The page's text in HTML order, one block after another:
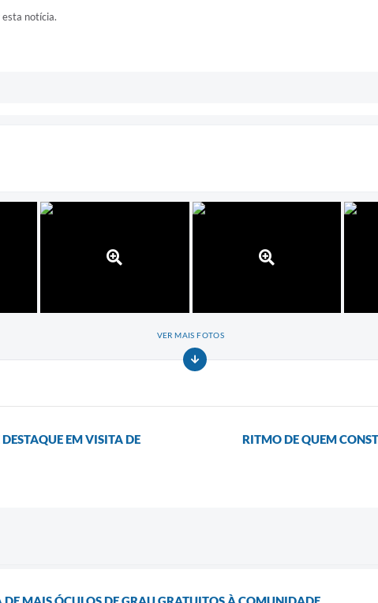
notícia.
VER MAIS FOTOS
EM VISITA DE
RITMO DE QUEM